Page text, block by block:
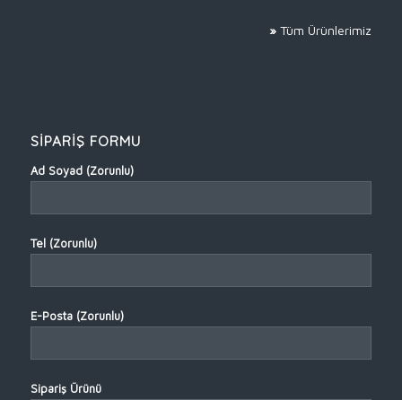
» Tüm Ürünlerimiz
SİPARİŞ FORMU
Ad Soyad (Zorunlu)
Tel (Zorunlu)
E-Posta (Zorunlu)
Sipariş Ürünü